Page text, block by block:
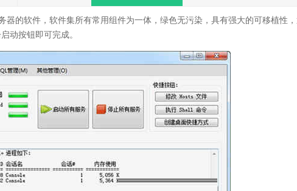
器的软件，软件集所有常用组件为一体，绿色无污染，具有强大的可移植性
动按钮即可完成。